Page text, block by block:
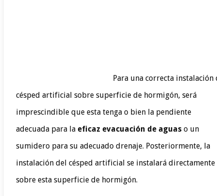
Para una correcta instalación
césped artificial sobre superficie de hormigón, será
imprescindible que esta tenga o bien la pendiente
adecuada para la eficaz evacuación de aguas o un
sumidero para su adecuado drenaje. Posteriormente, la
instalación del césped artificial se instalará directamente
sobre esta superficie de hormigón.